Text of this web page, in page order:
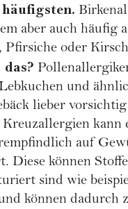
aber auch häufig
oder
und
lieber
kann
auf
Diese können
sind wie
können dadurch